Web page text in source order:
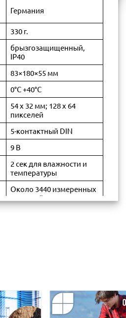
Германия
330 г.
брызгозащищенный,
IP40
83×180×55 мм
0°C +40°C
54 x 32 мм; 128 x 64
пикселей
5-контактный DIN
9 В
2 сек для влажности и
температуры
Около 3440 измеренных
значений